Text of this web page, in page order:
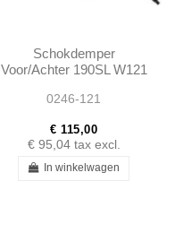
Schokdemper
Voor/Achter 190SL W121
0246-121
€ 115,00
€ 95,04 tax excl.
In winkelwagen